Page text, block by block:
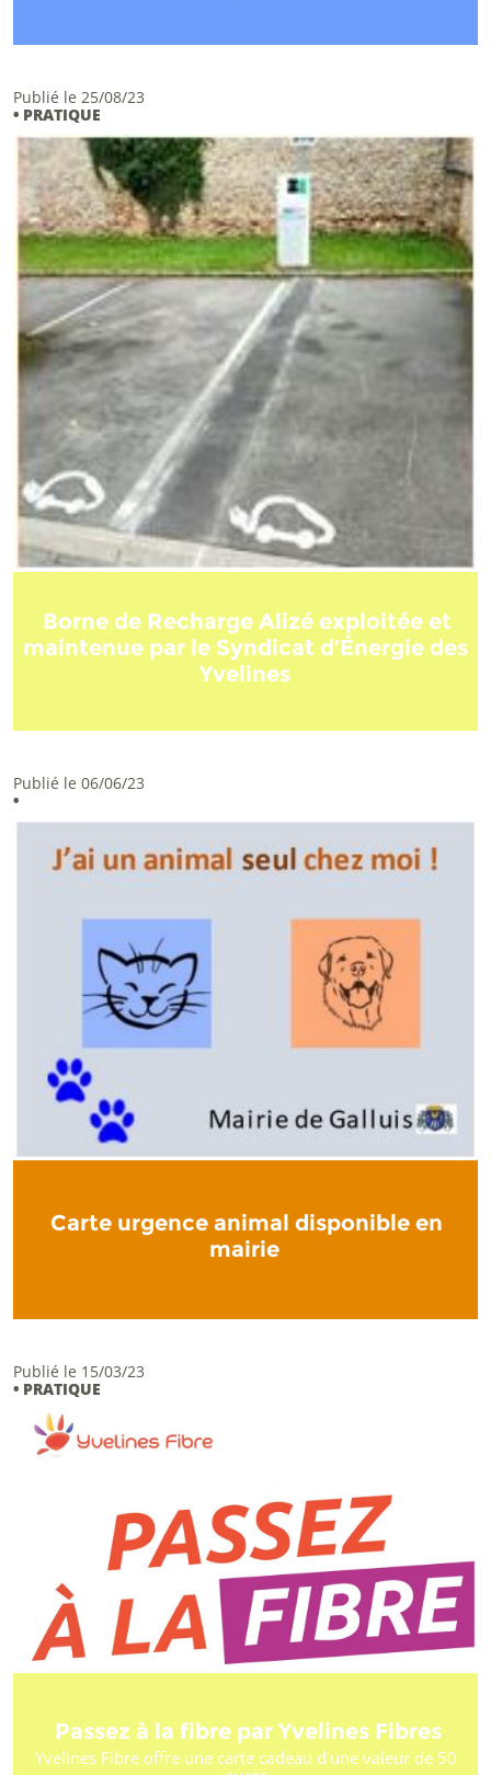
Publié le 25/08/23
• PRATIQUE
Borne de Recharge Alizé exploitée et
maintenue par le Syndicat d’Énergie des
Yvelines
Publié le 06/06/23
•
Carte urgence animal disponible en
mairie
Publié le 15/03/23
• PRATIQUE
Passez à la fibre par Yvelines Fibres
Yvelines Fibre offre une carte cadeau d'une valeur de 50